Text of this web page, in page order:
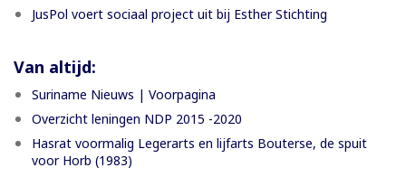
JusPol voert sociaal project uit bij Esther Stichting
Van altijd:
Suriname Nieuws | Voorpagina
Overzicht leningen NDP 2015 -2020
Hasrat voormalig Legerarts en lijfarts Bouterse, de spuit
voor Horb (1983)